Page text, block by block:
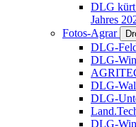
DLG kürt
Jahres
Fotos-Agrar
DLG-
DLG-
DLG-
DLG-
DLG-